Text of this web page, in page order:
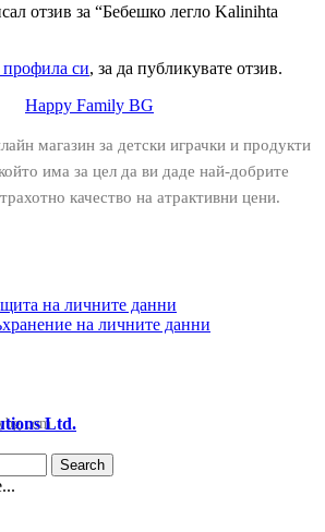
отзив за “Бебешко легло Kalinihta
профила си, за да публикувате отзив.
магазин за детски играчки и продукти
има за цел да ви даде най-добрите
качество на атрактивни цени.
на личните данни
на личните данни
Ltd.
Search